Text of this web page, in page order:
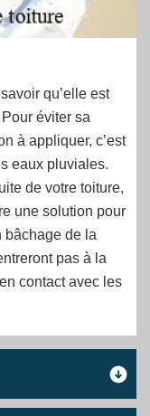
qu’elle est
éviter sa
à appliquer, c’est
eaux pluviales.
de votre toiture,
une solution pour
bâchage de la
pas à la
contact avec les